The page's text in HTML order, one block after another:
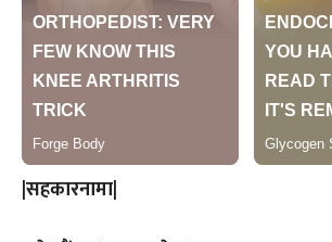
|सहकारनामा|